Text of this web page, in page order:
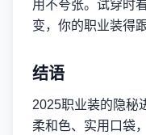
用不夸张。试穿时
变，你的职业装得跟
结语
2025职业装的隐秘
柔和色、实用口袋